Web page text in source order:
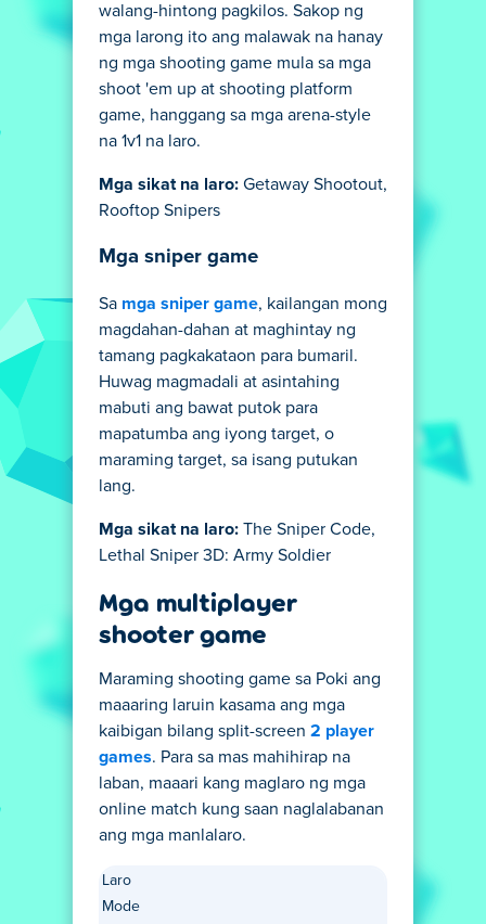
walang-hintong pagkilos. Sakop ng
mga larong ito ang malawak na hanay
ng mga shooting game mula sa mga
shoot 'em up at shooting platform
game, hanggang sa mga arena-style
na 1v1 na laro.
Mga sikat na laro: Getaway Shootout,
Rooftop Snipers
Mga sniper game
Sa mga sniper game, kailangan mong
magdahan-dahan at maghintay ng
tamang pagkakataon para bumaril.
Huwag magmadali at asintahing
mabuti ang bawat putok para
mapatumba ang iyong target, o
maraming target, sa isang putukan
lang.
Mga sikat na laro: The Sniper Code,
Lethal Sniper 3D: Army Soldier
Mga multiplayer
shooter game
Maraming shooting game sa Poki ang
maaaring laruin kasama ang mga
kaibigan bilang split-screen 2 player
games. Para sa mas mahihirap na
laban, maaari kang maglaro ng mga
online match kung saan naglalabanan
ang mga manlalaro.
Laro
Mode